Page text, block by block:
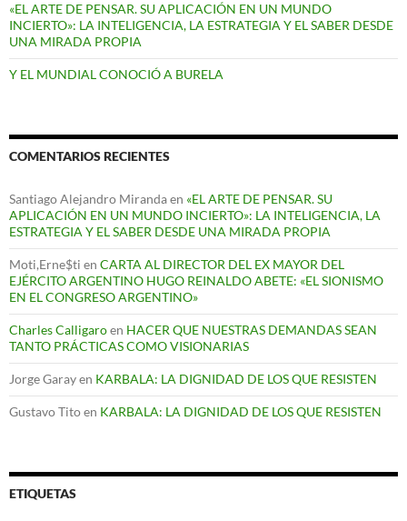
«EL ARTE DE PENSAR. SU APLICACIÓN EN UN MUNDO
INCIERTO»: LA INTELIGENCIA, LA ESTRATEGIA Y EL SABER DESDE
UNA MIRADA PROPIA
Y EL MUNDIAL CONOCIÓ A BURELA
COMENTARIOS RECIENTES
Santiago Alejandro Mirandaen «EL ARTE DE PENSAR. SU
APLICACIÓN EN UN MUNDO INCIERTO»: LA INTELIGENCIA, LA
ESTRATEGIA Y EL SABER DESDE UNA MIRADA PROPIA
Moti,Erne$ti en CARTA AL DIRECTOR DEL EX MAYOR DEL
EJÉRCITO ARGENTINO HUGO REINALDO ABETE: «EL SIONISMO
EN EL CONGRESO ARGENTINO»
Charles Calligaroen HACER QUE NUESTRAS DEMANDAS SEAN
TANTO PRÁCTICAS COMO VISIONARIAS
Jorge Garayen KARBALA: LA DIGNIDAD DE LOS QUE RESISTEN
Gustavo Titoen KARBALA: LA DIGNIDAD DE LOS QUE RESISTEN
ETIQUETAS